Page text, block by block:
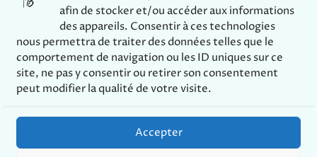
afin de stocker et/ou accéder aux informations
des appareils. Consentir à ces technologies
nous permettra de traiter des données telles que le
comportement de navigation ou les ID uniques sur ce
site, ne pas y consentir ou retirer son consentement
peut modifier la qualité de votre visite.
Accepter
22 mars 2026
Dans "Brèves"
5 novembre 2023
Dans "Brèves"
Saut à l'élastique dimanche
12…
29 avril 2024
Dans "Brèves"